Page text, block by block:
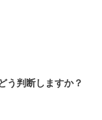
う判断しますか？